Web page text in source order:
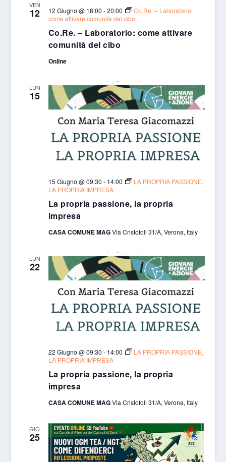
VEN
12
Co.Re. – Laboratorio: come attivare
comunità del cibo
12 Giugno @ 18:00 -20:00
Co.Re. – Laboratorio:
come attivare comunità del cibo
Online
LUN
15
La propria passione, la propria
impresa
15 Giugno @ 09:30 - 14:00
LA PROPRIA PASSIONE,
LA PROPRIA IMPRESA
CASA COMUNE MAGVia Cristofoli 31/A, Verona, Italy
LUN
22
La propria passione, la propria
impresa
22 Giugno @ 09:30 - 14:00
LA PROPRIA PASSIONE,
LA PROPRIA IMPRESA
CASA COMUNE MAGVia Cristofoli 31/A, Verona, Italy
GIO
25